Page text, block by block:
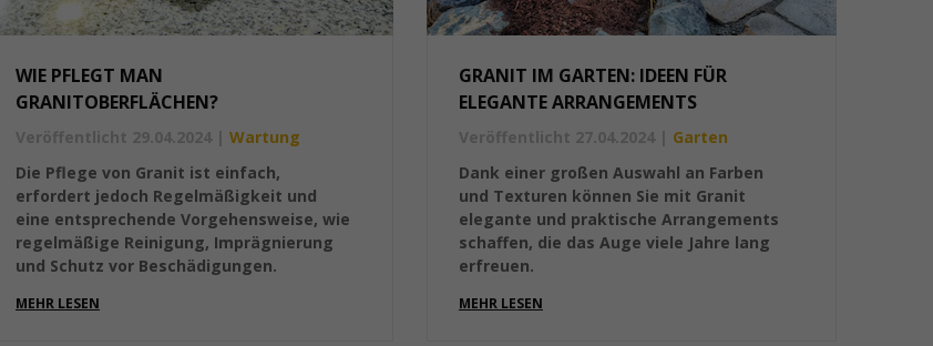
WIE PFLEGT MAN
GRANITOBERFLÄCHEN?
Veröffentlicht 29.04.2024 | Wartung
Die Pflege von Granit ist einfach,
erfordert jedoch Regelmäßigkeit und
eine entsprechende Vorgehensweise, wie
regelmäßige Reinigung, Imprägnierung
und Schutz vor Beschädigungen.
MEHR LESEN
GRANIT IM GARTEN: IDEEN FÜR
ELEGANTE ARRANGEMENTS
Veröffentlicht 27.04.2024 | Garten
Dank einer großen Auswahl an Farben
und Texturen können Sie mit Granit
elegante und praktische Arrangements
schaffen, die das Auge viele Jahre lang
erfreuen.
MEHR LESEN